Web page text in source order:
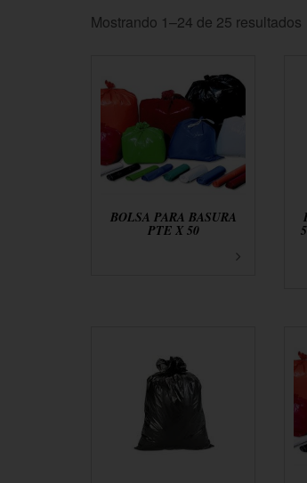
Mostrando 1–24 de 25 resultados
BOLSA PARA BASURA
PTE X 50